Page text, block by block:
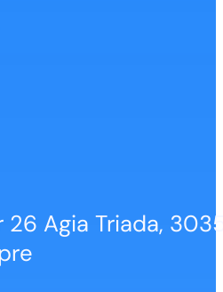
26 Agia Triada,